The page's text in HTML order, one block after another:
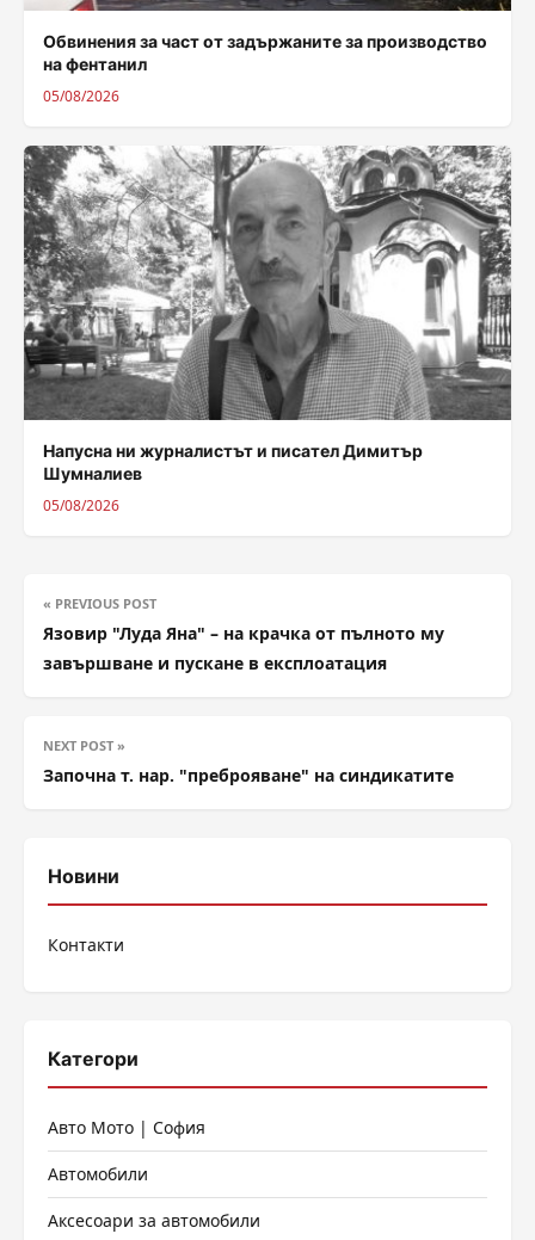
Обвинения за част от задържаните за производство
на фентанил
05/08/2026
Напусна ни журналистът и писател Димитър
Шумналиев
05/08/2026
« PREVIOUS POST
Язовир "Луда Яна" – на крачка от пълното му
завършване и пускане в експлоатация
NEXT POST »
Започна т. нар. "преброяване" на синдикатите
Новини
Контакти
Категори
Авто Мото | София
Автомобили
Аксесоари за автомобили